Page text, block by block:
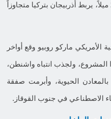
مهجور إلى طريق تجاري يمتد لـ26 ميلاً، يربط أذربيجان بتركيا متجاوزاً
ماركو روبيو وقع أواخر
المشروع، ولجذب انتباه واشنطن،
الحيوية، وأبرمت صفقة
الاصطناعي في جنوب القوقاز.